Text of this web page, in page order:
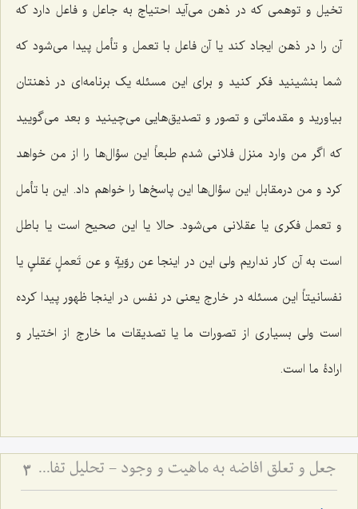
تخیل و توهمی که در ذهن می‌آید احتیاج به جاعل و فاعل دارد که
آن را در ذهن ایجاد ‌کند یا آن فاعل با تعمل و تأمل پیدا می‌شود که
شما بنشینید فکر کنید و برای این مسئله یک برنامه‌ای در ذهنتان
بیاورید و مقدماتی و تصور و تصدیق‌هایی می‌چینید و بعد می‌گویید
که اگر من وارد منزل فلانی شدم طبعاً این سؤال‌ها را از من خواهد
کرد و من درمقابل این سؤال‌ها این پاسخ‌ها را خواهم داد. این با تأمل
و تعمل فکری یا عقلانی می‌شود. حالا یا این صحیح است یا باطل
است به آن کار نداریم ولی این در اینجا عن روّیةٍ و عن تَعملٍ عَقلیٍ یا
نفسانیتاً این مسئله در خارج یعنی در نفس در اینجا ظهور پیدا کرده
است ولی بسیاری از تصورات ما یا تصدیقات ما خارج از اختیار و
ارادۀ ما است.
جعل و تعلق افاضه به ماهیت و وجود - تحلیل تفاوت جعل بسیط و مرکب در تصور و تصدیق 3